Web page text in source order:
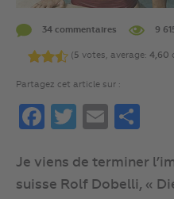
34 commentaires 9
(5 votes, average: 4,60
Partagez cet article sur :
FacebookTwitterEmail
Je viens de terminer
suisse Rolf Dobelli, «